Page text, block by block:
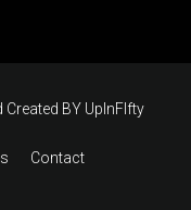
BY UpInFIfty
Contact